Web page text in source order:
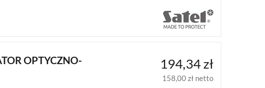
OPTYCZNO-
194,34 zł
158,00 zł netto